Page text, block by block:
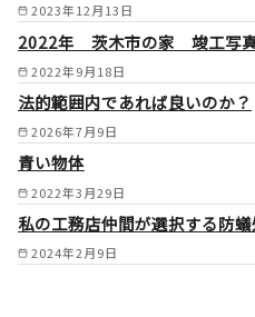
郡日出町／
郡玖珠町） /
2023年12月13日
2022年9月18日
2022年 茨木市の家 竣工写真
2026年7月9日
法的範囲内であれば良いのか？
2022年3月29日
青い物体
2024年2月9日
私の工務店仲間が選択する防